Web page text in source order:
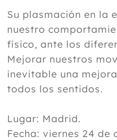
Su plasmación en la
nuestro
físico, ante los
Mejorar nuestros
inevitable una
todos los sentidos.
Lugar: Madrid.
Fecha: viernes 24 de